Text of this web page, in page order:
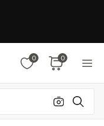
0 0